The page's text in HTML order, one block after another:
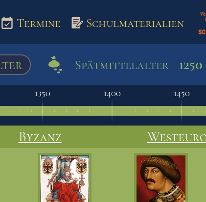
Termine Schulmaterialien
Spätmittelalter 1250
1350 1400 1450
Byzanz